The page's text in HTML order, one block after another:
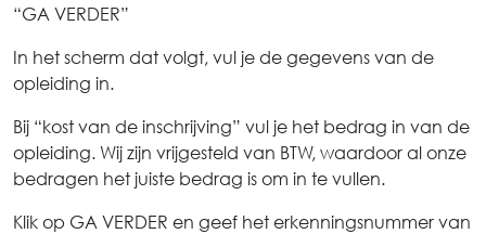
“GA VERDER”
In het scherm dat volgt, vul je de gegevens van de
opleiding in.
Bij “kost van de inschrijving” vul je het bedrag in van de
opleiding. Wij zijn vrijgesteld van BTW, waardoor al onze
bedragen het juiste bedrag is om in te vullen.
Klik op GA VERDER en geef het erkenningsnummer van